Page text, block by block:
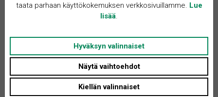
taata parhaan käyttökokemuksen verkkosivuillamme. Lue
lisää
Hyväksyn valinnaiset
Näytä vaihtoehdot
Kiellän valinnaiset